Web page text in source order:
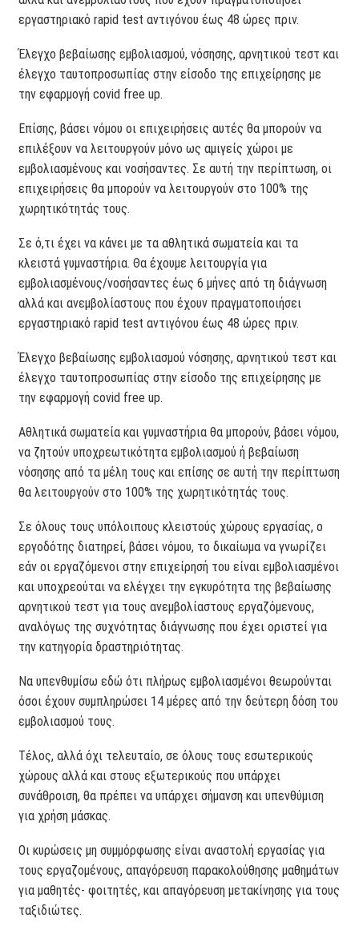
εργαστηριακό rapid test αντιγόνου έως 48 ώρες πριν.
Έλεγχο βεβαίωσης εμβολιασμού, νόσησης, αρνητικού τεστ και
έλεγχο ταυτοπροσωπίας στην είσοδο της επιχείρησης με
την εφαρμογή covid free up.
Επίσης, βάσει νόμου οι επιχειρήσεις αυτές θα μπορούν να
επιλέξουν να λειτουργούν μόνο ως αμιγείς χώροι με
εμβολιασμένους και νοσήσαντες. Σε αυτή την περίπτωση, οι
επιχειρήσεις θα μπορούν να λειτουργούν στο 100% της
χωρητικότητάς τους.
Σε ό,τι έχει να κάνει με τα αθλητικά σωματεία και τα
κλειστά γυμναστήρια. Θα έχουμε λειτουργία για
εμβολιασμένους/νοσήσαντες έως 6 μήνες από τη διάγνωση
αλλά και ανεμβολίαστους που έχουν πραγματοποιήσει
εργαστηριακό rapid test αντιγόνου έως 48 ώρες πριν.
Έλεγχο βεβαίωσης εμβολιασμού νόσησης, αρνητικού τεστ και
έλεγχο ταυτοπροσωπίας στην είσοδο της επιχείρησης με
την εφαρμογή covid free up.
Αθλητικά σωματεία και γυμναστήρια θα μπορούν, βάσει νόμου,
να ζητούν υποχρεωτικότητα εμβολιασμού ή βεβαίωση
νόσησης από τα μέλη τους και επίσης σε αυτή την περίπτωση
θα λειτουργούν στο 100% της χωρητικότητάς τους.
Σε όλους τους υπόλοιπους κλειστούς χώρους εργασίας, ο
εργοδότης διατηρεί, βάσει νόμου, το δικαίωμα να γνωρίζει
εάν οι εργαζόμενοι στην επιχείρησή του είναι εμβολιασμένοι
και υποχρεούται να ελέγχει την εγκυρότητα της βεβαίωσης
αρνητικού τεστ για τους ανεμβολίαστους εργαζόμενους,
αναλόγως της συχνότητας διάγνωσης που έχει οριστεί για
την κατηγορία δραστηριότητας.
Να υπενθυμίσω εδώ ότι πλήρως εμβολιασμένοι θεωρούνται
όσοι έχουν συμπληρώσει 14 μέρες από την δεύτερη δόση του
εμβολιασμού τους.
Τέλος, αλλά όχι τελευταίο, σε όλους τους εσωτερικούς
χώρους αλλά και στους εξωτερικούς που υπάρχει
συνάθροιση, θα πρέπει να υπάρχει σήμανση και υπενθύμιση
για χρήση μάσκας.
Οι κυρώσεις μη συμμόρφωσης είναι αναστολή εργασίας για
τους εργαζομένους, απαγόρευση παρακολούθησης μαθημάτων
για μαθητές- φοιτητές, και απαγόρευση μετακίνησης για τους
ταξιδιώτες.